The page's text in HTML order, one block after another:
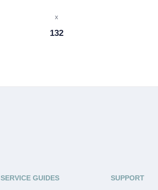
x
132
SERVICE GUIDES SUPPORT